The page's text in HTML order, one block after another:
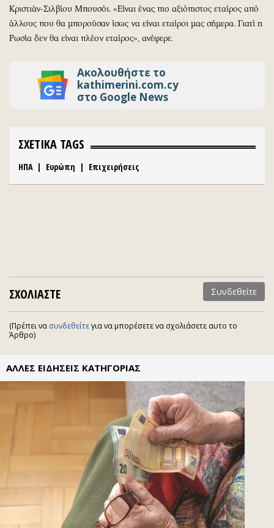
Κριστιάν-Σιλβίου Μπουσόι. «Είναι ένας πιο αξιόπιστος εταίρος από
άλλους που θα μπορούσαν ίσως να είναι εταίροι μας σήμερα. Γιατί η
Ρωσία δεν θα είναι πλέον εταίρος», ανέφερε.
Ακολουθήστε το
kathimerini.com.cy
στο Google News
ΣΧΕΤΙΚΑ TAGS
ΗΠΑ| Ευρώπη | Επιχειρήσεις
ΣΧΟΛΙΑΣΤΕ Συνδεθείτε
(Πρέπει να συνδεθείτεγια να μπορέσετε να σχολιάσετε αυτο το
Άρθρο)
ΑΛΛΕΣ ΕΙΔΗΣΕΙΣ ΚΑΤΗΓΟΡΙΑΣ